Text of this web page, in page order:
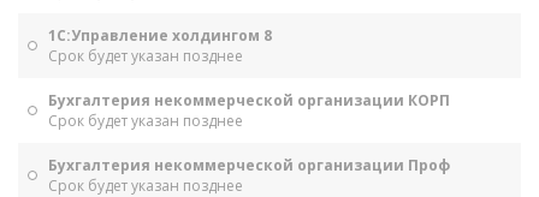
1С:Управление холдингом 8
Срок будет указан позднее
Бухгалтерия некоммерческой организации КОРП
Срок будет указан позднее
Бухгалтерия некоммерческой организации Проф
Срок будет указан позднее